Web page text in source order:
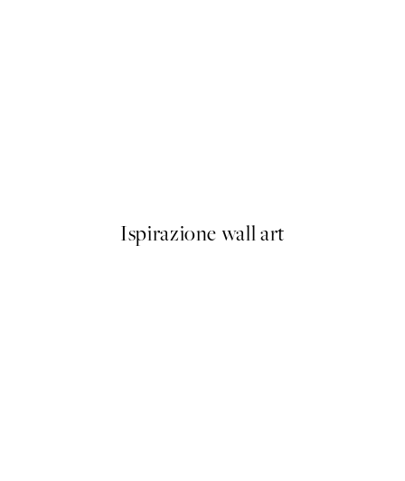
Ispirazione wall art